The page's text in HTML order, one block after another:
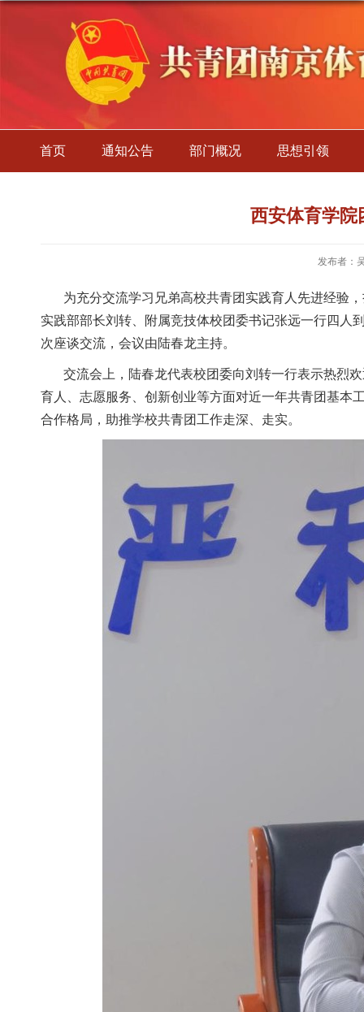
首页 通知公告 部门概况 思想引领
西安体育学院
发布者：
为充分交流学习兄弟高校共青团实践育人先进经验
实践部部长刘转、附属竞技体校团委书记张远一行四人
次座谈交流，会议由陆春龙主持。
交流会上，陆春龙代表校团委向刘转一行表示热烈
育人、志愿服务、创新创业等方面对近一年共青团基本
合作格局，助推学校共青团工作走深、走实。